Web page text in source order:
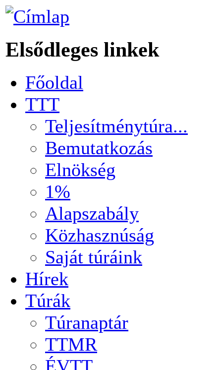
Elsődleges linkek
Főoldal
TTT
Teljesítménytúra...
Bemutatkozás
Elnökség
1%
Alapszabály
Közhasznúság
Saját túráink
Hírek
Túrák
Túranaptár
TTMR